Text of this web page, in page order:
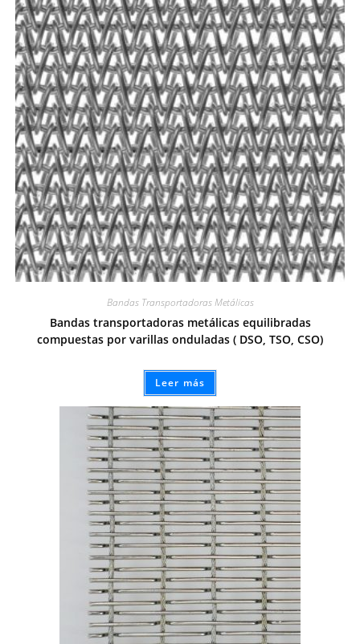
Bandas Transportadoras Metálicas
Bandas transportadoras metálicas equilibradas
compuestas por varillas onduladas ( DSO, TSO, CSO)
Leer más